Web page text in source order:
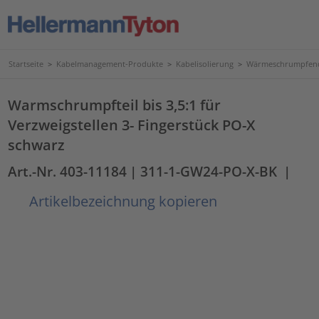
Startseite > Kabelmanagement-Produkte > Kabelisolierung >
Warmschrumpfteil bis 3,5:1 für
Verzweigstellen 3- Fingerstück PO-X
schwarz
Art.-Nr. 403-11184 | 311-1-GW24-PO-X-BK |
Artikelbezeichnung kopieren